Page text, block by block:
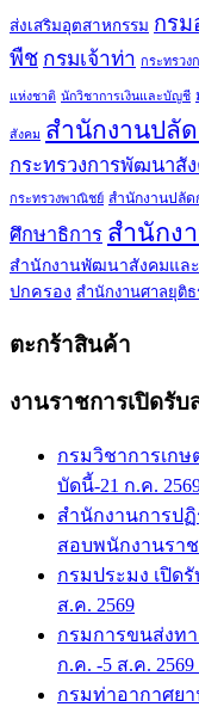
ส่งเสริมอุตสาหกรรม กรม
พืช กรมเจ้าท่า กระทรวง
แห่งชาติ นักวิชาการเงินและบัญชี
สังคม สำนักงานปลั
กระทรวงการพัฒนาสั
กระทรวงพาณิชย์ สำนักงานปลั
ศึกษาธิการ สำนักง
สำนักงานพัฒนาสังคมแล
ปกครอง สำนักงานศาลยุติธ
ตะกร้าสินค้า
งานราชการเปิดรั
กรมวิชาการเก
บัดนี้-21 ก.ค.
สำนักงานการป
สอบพนักงานราช
กรมประมง เปิด
ส.ค. 2569
กรมการขนส่งท
ก.ค. -5 ส.ค.
กรมท่าอากาศย